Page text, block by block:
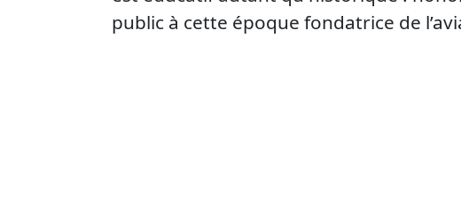
public à cette époque fondatrice de